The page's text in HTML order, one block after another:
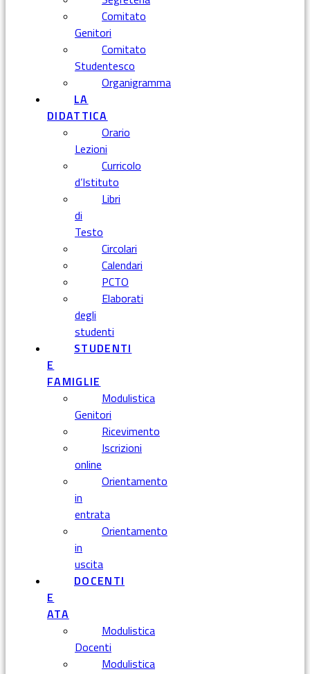
Comitato
Genitori
Comitato
Studentesco
Organigramma
LA
DIDATTICA
Orario
Lezioni
Curricolo
d’Istituto
Libri
di
Testo
Circolari
Calendari
PCTO
Elaborati
degli
studenti
STUDENTI
E
FAMIGLIE
Modulistica
Genitori
Ricevimento
Iscrizioni
online
Orientamento
in
entrata
Orientamento
in
uscita
DOCENTI
E
ATA
Modulistica
Docenti
Modulistica